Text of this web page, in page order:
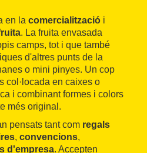
en la comercialització i
. La fruita envasada
camps, tot i que també
d'altres punts de la
o mini pinyes. Un cop
col·locada en caixes o
i combinant formes i colors
més original.
pensats tant com regals
, convencions,
d'empresa. Accepten